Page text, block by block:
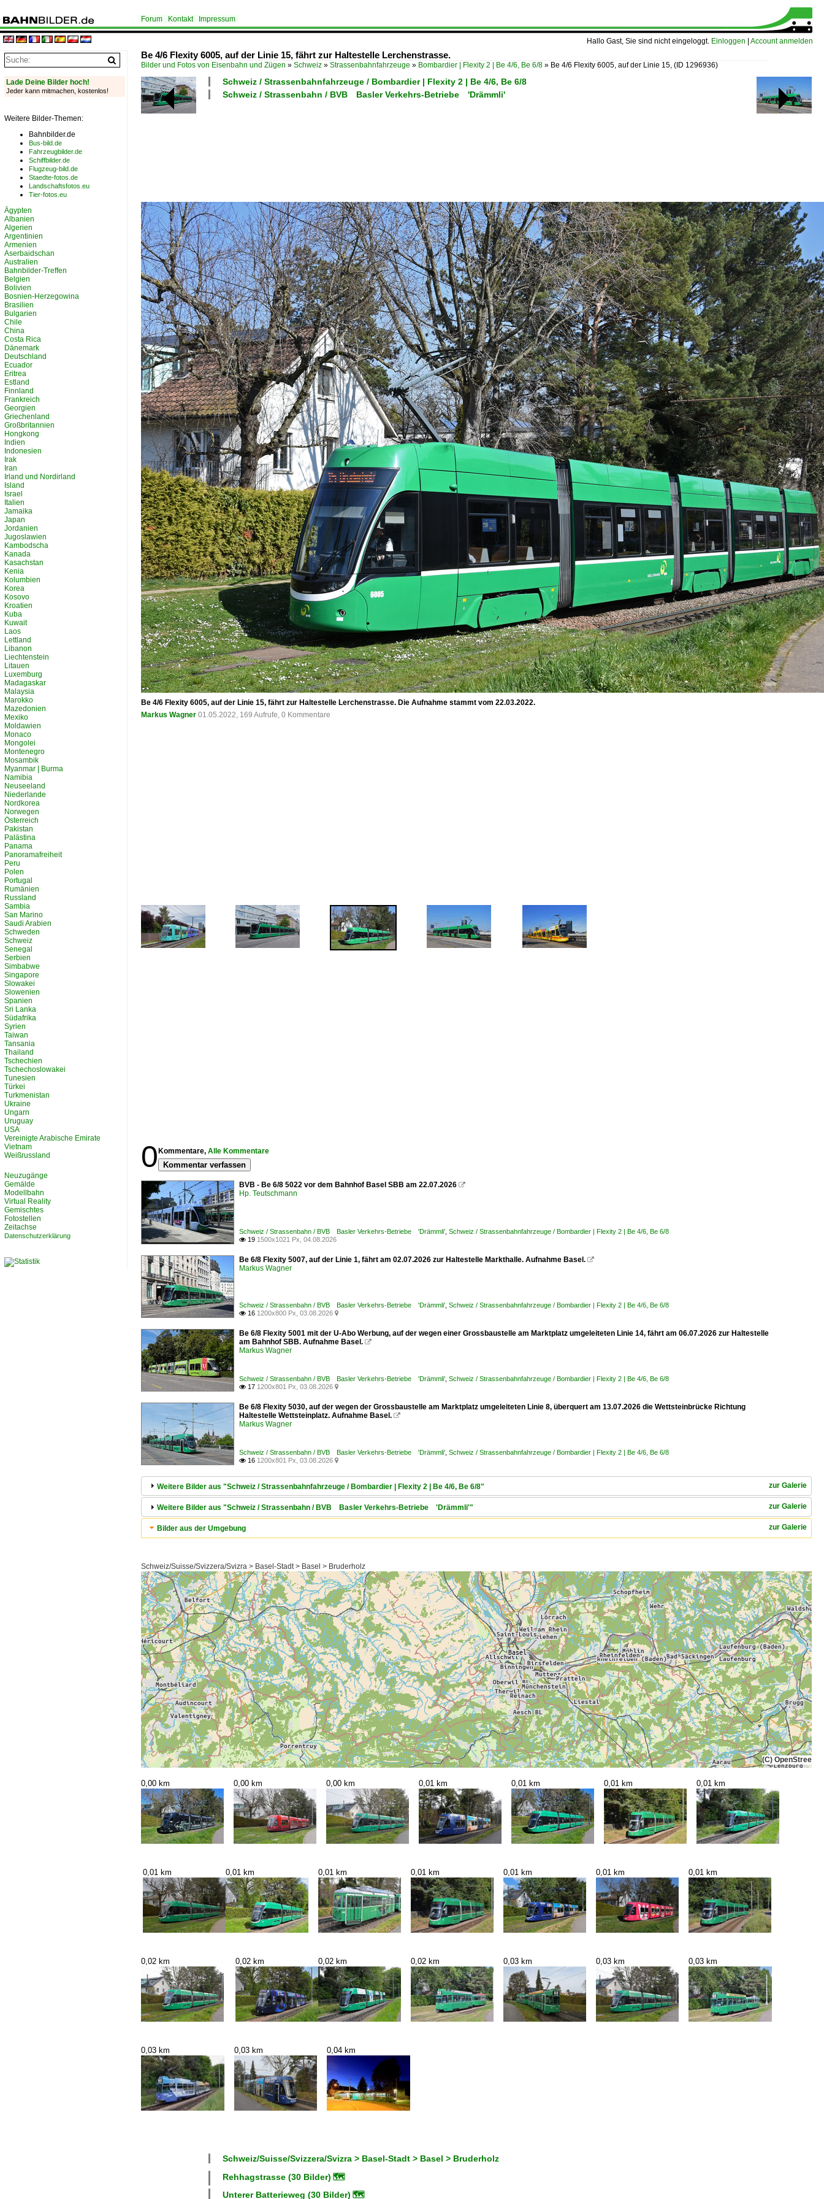
Hallo Gast, Sie sind nicht eingeloggt. Einloggen Account anmelden
Forum Kontakt Impressum
Be 4/6 Flexity 6005, auf der Linie 15, fährt zur Haltestelle Lerchenstrasse.
Bilder und Fotos von Eisenbahn und Zügen » Schweiz » Strassenbahnfahrzeuge » Bombardier | Flexity 2 | Be 4/6, Be 6/8 » Be 4/6 Flexity 6005, auf der Linie 15, (ID 1296936)
Schweiz / Strassenbahnfahrzeuge / Bombardier | Flexity 2 | Be 4/6, Be 6/8
Schweiz / Strassenbahn / BVB Basler Verkehrs-Betriebe 'Drämmli'
Be 4/6 Flexity 6005, auf der Linie 15, fährt zur Haltestelle Lerchenstrasse. Die Aufnahme stammt vom 22.03.2022.
Markus Wagner 01.05.2022, 169 Aufrufe, 0 Kommentare
0 Kommentare, Alle Kommentare
Kommentar verfassen
BVB - Be 6/8 5022 vor dem Bahnhof Basel SBB am 22.07.2026 
Hp. Teutschmann
Schweiz / Strassenbahn / BVB Basler Verkehrs-Betriebe 'Drämmli' Schweiz / Strassenbahnfahrzeuge / Bombardier | Flexity 2 | Be 4/6, Be 6/8
 19 1500x1021 Px, 04.08.2026
Be 6/8 Flexity 5007, auf der Linie 1, fährt am 02.07.2026 zur Haltestelle Markthalle. Aufnahme Basel. 
Markus Wagner
Schweiz / Strassenbahn / BVB Basler Verkehrs-Betriebe 'Drämmli' Schweiz / Strassenbahnfahrzeuge / Bombardier | Flexity 2 | Be 4/6, Be 6/8
 16 1200x800 Px, 03.08.2026 
Be 6/8 Flexity 5001 mit der U-Abo Werbung, auf der wegen einer Grossbaustelle am Marktplatz umgeleiteten Linie 14, fährt am 06.07.2026 zur Haltestelle
am Bahnhof SBB. Aufnahme Basel. 
Markus Wagner
Schweiz / Strassenbahn / BVB Basler Verkehrs-Betriebe 'Drämmli' Schweiz / Strassenbahnfahrzeuge / Bombardier | Flexity 2 | Be 4/6, Be 6/8
 17 1200x801 Px, 03.08.2026 
Be 6/8 Flexity 5030, auf der wegen der Grossbaustelle am Marktplatz umgeleiteten Linie 8, überquert am 13.07.2026 die Wettsteinbrücke Richtung
Haltestelle Wettsteinplatz. Aufnahme Basel. 
Markus Wagner
Schweiz / Strassenbahn / BVB Basler Verkehrs-Betriebe 'Drämmli' Schweiz / Strassenbahnfahrzeuge / Bombardier | Flexity 2 | Be 4/6, Be 6/8
 16 1200x801 Px, 03.08.2026 
zur Galerie
Weitere Bilder aus "Schweiz / Strassenbahnfahrzeuge / Bombardier | Flexity 2 | Be 4/6, Be 6/8"
zur Galerie
Weitere Bilder aus "Schweiz / Strassenbahn / BVB Basler Verkehrs-Betriebe 'Drämmli'"
zur Galerie
Bilder aus der Umgebung
Schweiz/Suisse/Svizzera/Svizra > Basel-Stadt > Basel > Bruderholz
(C)
0,00 km 0,00 km 0,00 km 0,01 km 0,01 km 0,01 km 0,01 km
0,01 km 0,01 km 0,01 km 0,01 km 0,01 km 0,01 km 0,01 km
0,02 km 0,02 km 0,02 km 0,02 km 0,03 km 0,03 km 0,03 km
0,03 km 0,03 km 0,04 km
Schweiz/Suisse/Svizzera/Svizra > Basel-Stadt > Basel > Bruderholz
Rehhagstrasse (30 Bilder) 🗺
Unterer Batterieweg (30 Bilder) 🗺
Lade Deine Bilder hoch!
Jeder kann mitmachen, kostenlos!
Weitere Bilder-Themen:
Bahnbilder.de
Bus-bild.de
Fahrzeugbilder.de
Schiffbilder.de
Flugzeug-bild.de
Staedte-fotos.de
Landschaftsfotos.eu
Tier-fotos.eu
Ägypten
Albanien
Algerien
Argentinien
Armenien
Aserbaidschan
Australien
Bahnbilder-Treffen
Belgien
Bolivien
Bosnien-Herzegowina
Brasilien
Bulgarien
Chile
China
Costa Rica
Dänemark
Deutschland
Ecuador
Eritrea
Estland
Finnland
Frankreich
Georgien
Griechenland
Großbritannien
Hongkong
Indien
Indonesien
Irak
Iran
Irland und Nordirland
Island
Israel
Italien
Jamaika
Japan
Jordanien
Jugoslawien
Kambodscha
Kanada
Kasachstan
Kenia
Kolumbien
Korea
Kosovo
Kroatien
Kuba
Kuwait
Laos
Lettland
Libanon
Liechtenstein
Litauen
Luxemburg
Madagaskar
Malaysia
Marokko
Mazedonien
Mexiko
Moldawien
Monaco
Mongolei
Montenegro
Mosambik
Myanmar | Burma
Namibia
Neuseeland
Niederlande
Nordkorea
Norwegen
Österreich
Pakistan
Palästina
Panama
Panoramafreiheit
Peru
Polen
Portugal
Rumänien
Russland
Sambia
San Marino
Saudi Arabien
Schweden
Schweiz
Senegal
Serbien
Simbabwe
Singapore
Slowakei
Slowenien
Spanien
Sri Lanka
Südafrika
Syrien
Taiwan
Tansania
Thailand
Tschechien
Tschechoslowakei
Tunesien
Türkei
Turkmenistan
Ukraine
Ungarn
Uruguay
USA
Vereinigte Arabische Emirate
Vietnam
Weißrussland
Neuzugänge
Gemälde
Modellbahn
Virtual Reality
Gemischtes
Fotostellen
Zeitachse
Datenschutzerklärung